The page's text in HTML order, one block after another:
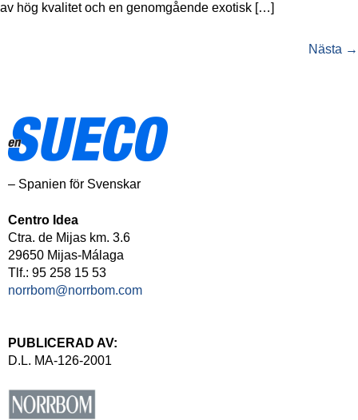
av hög kvalitet och en genomgående exotisk […]
Nästa →
– Spanien för Svenskar
Centro Idea
Ctra. de Mijas km. 3.6
29650 Mijas-Málaga
Tlf.: 95 258 15 53
norrbom@norrbom.com
PUBLICERAD AV:
D.L. MA-126-2001